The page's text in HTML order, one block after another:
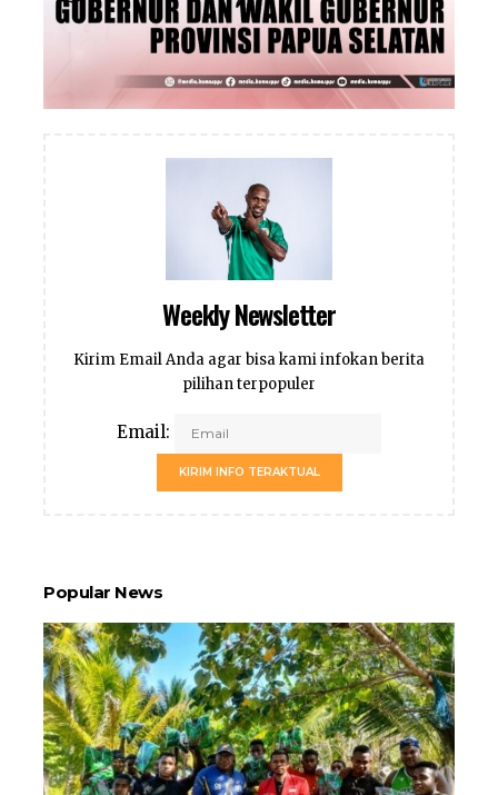
Weekly Newsletter
Kirim Email Anda agar bisa kami infokan berita
pilihan terpopuler
Email:
KIRIM INFO TERAKTUAL
Popular News